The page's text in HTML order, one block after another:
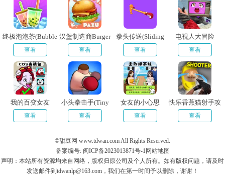
终极泡泡茶(Bubble
Fest)
查看
汉堡制造商Burger
Maker
查看
拳头传送(Sliding
Punch)
查看
电视人大冒险
查看
我的百变女友
查看
小头拳击手(Tiny
Head Boxer)
查看
女友的小心思
查看
快乐香蕉猫射手攻
击
查看
©甜豆网 www.tdwan.com All Rights Reserved.
备案编号: 闽ICP备2023013871号-1 网站地图
声明：本站所有资源均来自网络，版权归原公司及个人所有。如有版权问题，请及时
发送邮件到tdwanlp@163.com，我们在第一时间予以删除，谢谢！